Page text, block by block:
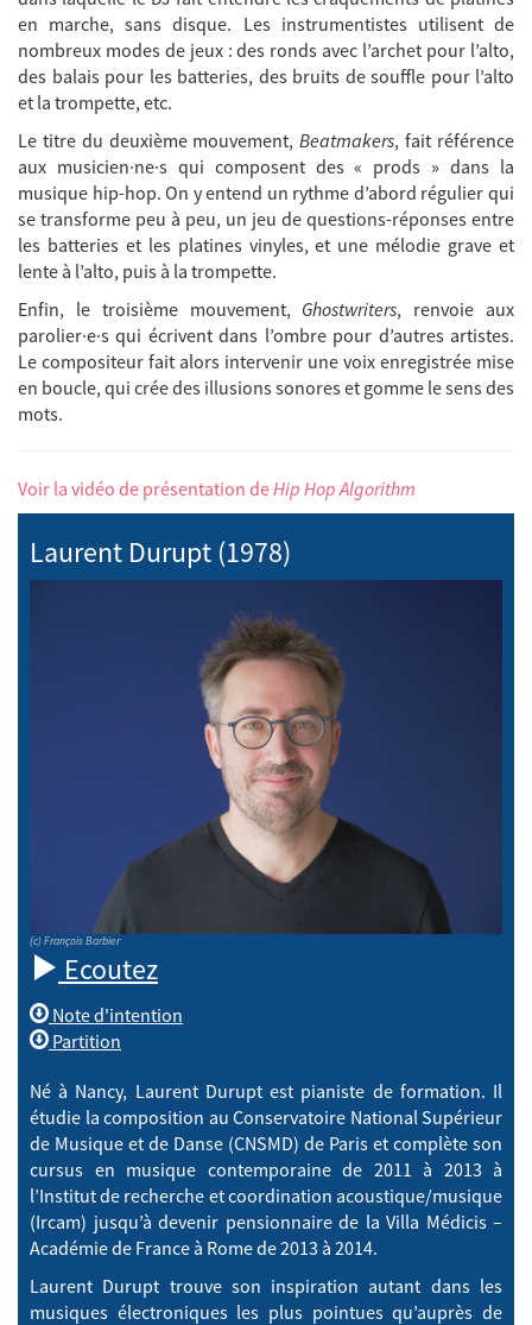
en marche, sans disque. Les instrumentistes utilisent de
nombreux modes de jeux : des ronds avec l’archet pour l’alto,
des balais pour les batteries, des bruits de souffle pour l’alto
et la trompette, etc.
Le titre du deuxième mouvement,Beatmakers, fait référence
aux musicien·ne·s qui composent des « prods » dans la
musique hip-hop. On y entend un rythme d’abord régulier qui
se transforme peu à peu, un jeu de questions-réponses entre
les batteries et les platines vinyles, et une mélodie grave et
lente à l’alto, puis à la trompette.
Enfin, le troisième mouvement, Ghostwriters, renvoie aux
parolier·e·s qui écrivent dans l’ombre pour d’autres artistes.
Le compositeur fait alors intervenir une voix enregistrée mise
en boucle, qui crée des illusions sonores et gomme le sens des
mots.
Voir la vidéo de présentation deHip Hop Algorithm
Laurent Durupt (1978)
(c) François Barbier
Ecoutez
Note d'intention
Partition
Né à Nancy, Laurent Durupt est pianiste de formation. Il
étudie la composition au Conservatoire National Supérieur
de Musique et de Danse (CNSMD) de Paris et complète son
cursus en musique contemporaine de 2011 à 2013 à
l’Institut de recherche et coordination acoustique/musique
(Ircam) jusqu’à devenir pensionnaire de la Villa Médicis –
Académie de France à Rome de 2013 à 2014.
Laurent Durupt trouve son inspiration autant dans les
musiques électroniques les plus pointues qu’auprès de